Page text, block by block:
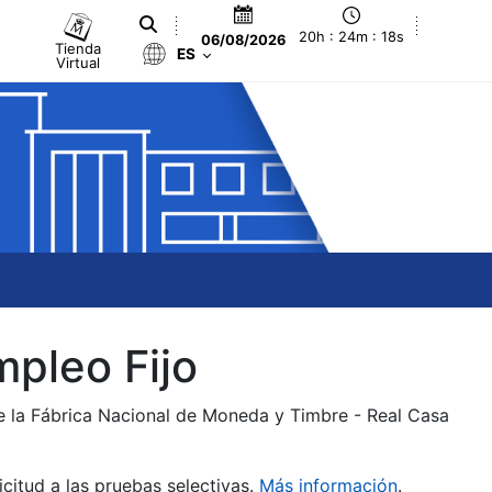
Tienda
Virtual
06/08/2026 20h : 24m : 19s
ES
Fijo
Fábrica Nacional de Moneda y Timbre - Real Casa
a las pruebas selectivas. Más información.